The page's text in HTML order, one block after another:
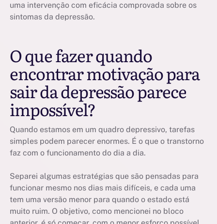
uma intervenção com eficácia comprovada sobre os
sintomas da depressão.
O que fazer quando
encontrar motivação para
sair da depressão parece
impossível?
Quando estamos em um quadro depressivo, tarefas
simples podem parecer enormes. É o que o transtorno
faz com o funcionamento do dia a dia.
Separei algumas estratégias que são pensadas para
funcionar mesmo nos dias mais difíceis, e cada uma
tem uma versão menor para quando o estado está
muito ruim. O objetivo, como mencionei no bloco